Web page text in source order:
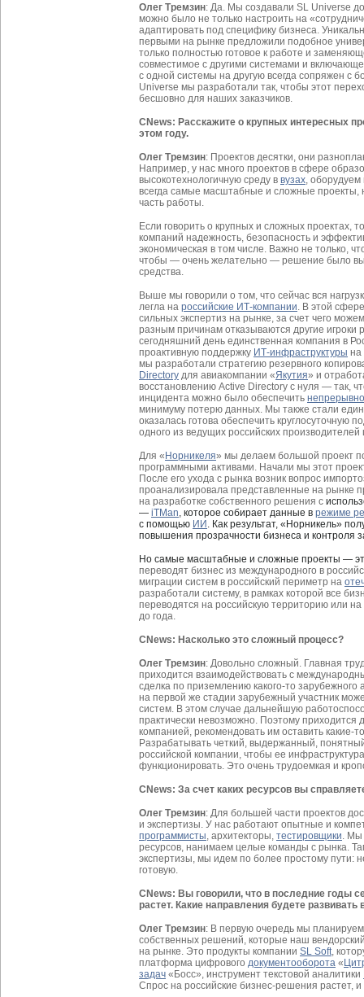
Олег Тремзин: Да. Мы создавали SL Universe
можно было не только настроить на
адаптировать под специфику бизнеса.
первыми на рынке предложили подобное
только полностью готовое к работе и
совместимое с другими системами и
с одной системы на другую всегда сопряжен с
Universe мы разработали так, чтобы этот
бесшовно для наших заказчиков.
CNews: Расскажите о крупных интересных
этом году.
Олег Тремзин: Проектов десятки, они
Например, у нас много проектов в сфере
высокотехнологичную среду в вузах,
всегда самые масштабные и сложные проекты,
часть работы.
Если говорить о крупных и сложных проектах,
компаний надежность, безопасность и
экономическая в том числе. Важно не только,
чтобы — очень желательно — решение было
средства.
Выше мы говорили о том, что сейчас вся
легла на российские ИТ-компании. В этой
сильных экспертиз на рынке, за счет чего
разным причинам отказываются другие игроки
сегодняшний день единственная компания в
проактивную поддержку ИТ-инфраструктуры на
мы разработали стратегию резервного
Directory для авиакомпании «Якутия» и
восстановлению Active Directory c нуля — так,
инцидента можно было обеспечить
минимуму потерю данных. Мы также стали
оказалась готова обеспечить круглосуточную
одного из ведущих российских производителей
Для « Норникеля» мы делаем большой проект
программными активами. Начали мы этот
После его ухода с рынка возник вопрос
проанализировала представленные на рынке
на разработке собственного решения с
— iTMan, которое собирает данные в режиме
с помощью ИИ . Как результат, «Норникель»
повышения прозрачности бизнеса и контроля
Но самые масштабные и сложные проекты —
переводят бизнес из международного в
миграции систем в российский периметр на
разработали систему, в рамках которой все
переводятся на российскую территорию или на
до года.
CNews: Насколько это сложный процесс?
Олег Тремзин: Довольно сложный. Главная
приходится взаимодействовать с
сделка по приземлению какого-то зарубежного
на первой же стадии зарубежный участник
систем. В этом случае дальнейшую
практически невозможно. Поэтому приходится
компанией, рекомендовать им оставить какие-
Разрабатывать четкий, выдержанный,
российской компании, чтобы ее
функционировать. Это очень трудоемкая и
CNews: За счет каких ресурсов вы
Олег Тремзин: Для большей части проектов
и экспертизы. У нас работают опытные и
программисты, архитекторы, тестировщики. Мы
ресурсов, нанимаем целые команды с рынка.
экспертизы, мы идем по более простому пути:
готовую.
CNews: Вы говорили, что в последние годы
растет. Какие направления будете
Олег Тремзин: В первую очередь мы
собственных решений, которые наш
на рынке. Это продукты компании SL Soft,
платформа цифрового документооборота «
задач «Босс», инструмент текстовой аналитики
Спрос на российские бизнес-решения растет,